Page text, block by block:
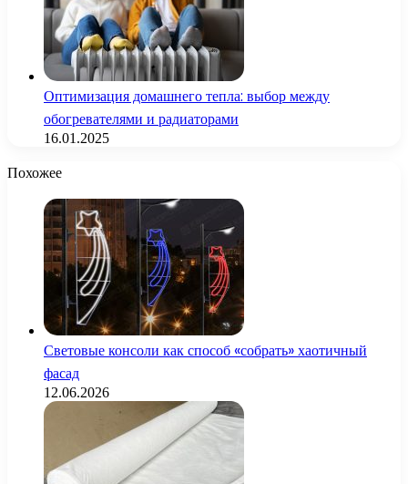
Оптимизация домашнего тепла: выбор между
обогревателями и радиаторами
16.01.2025
Похожее
Световые консоли как способ «собрать» хаотичный
фасад
12.06.2026